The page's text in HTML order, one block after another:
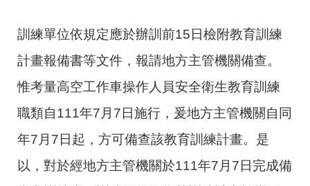
訓練單位依規定應於辦訓前15 日檢附教育訓練
計畫報備書等文件，報請地方主管機關備查。
惟考量高空工作車操作人員安全衛生教育訓練
職類自111年7 月 7 日施行，爰地方主管機關自同
年7 月 7 日起，方可備查該教育訓練計畫。是
以，對於經地方主管機關於111年7 月 7 日完成備